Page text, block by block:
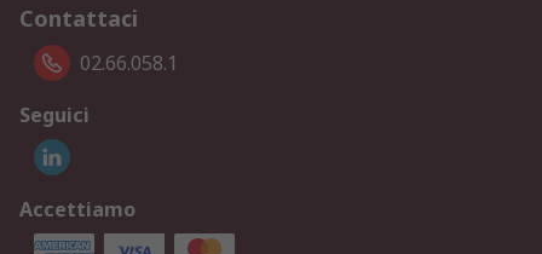
Contattaci
02.66.058.1
Seguici
Accettiamo